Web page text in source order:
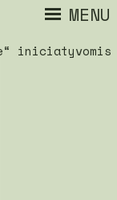
MENU
iniciatyvomis